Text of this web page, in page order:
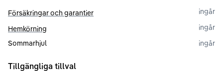
Försäkringar och garantier
ingår
Hemkörning
ingår
Sommarhjul
ingår
Tillgängliga tillval